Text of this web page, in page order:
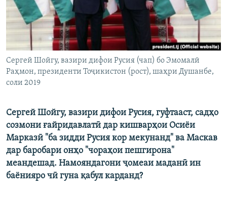
Ҳамаи сомонаҳои RFE/RL
Сергей Шойгу, вазири дифои Русия (чап) бо Эмомалӣ
Раҳмон, президенти Тоҷикистон (рост), шаҳри Душанбе,
соли 2019
Сергей Шойгу, вазири дифои Русия, гуфтааст, садҳо
созмони ғайридавлатӣ дар кишварҳои Осиёи
Марказӣ "ба зидди Русия кор мекунанд" ва Маскав
дар баробари онҳо "чораҳои пешгирона"
меандешад. Намояндагони ҷомеаи маданӣ ин
баёнияро чӣ гуна қабул карданд?